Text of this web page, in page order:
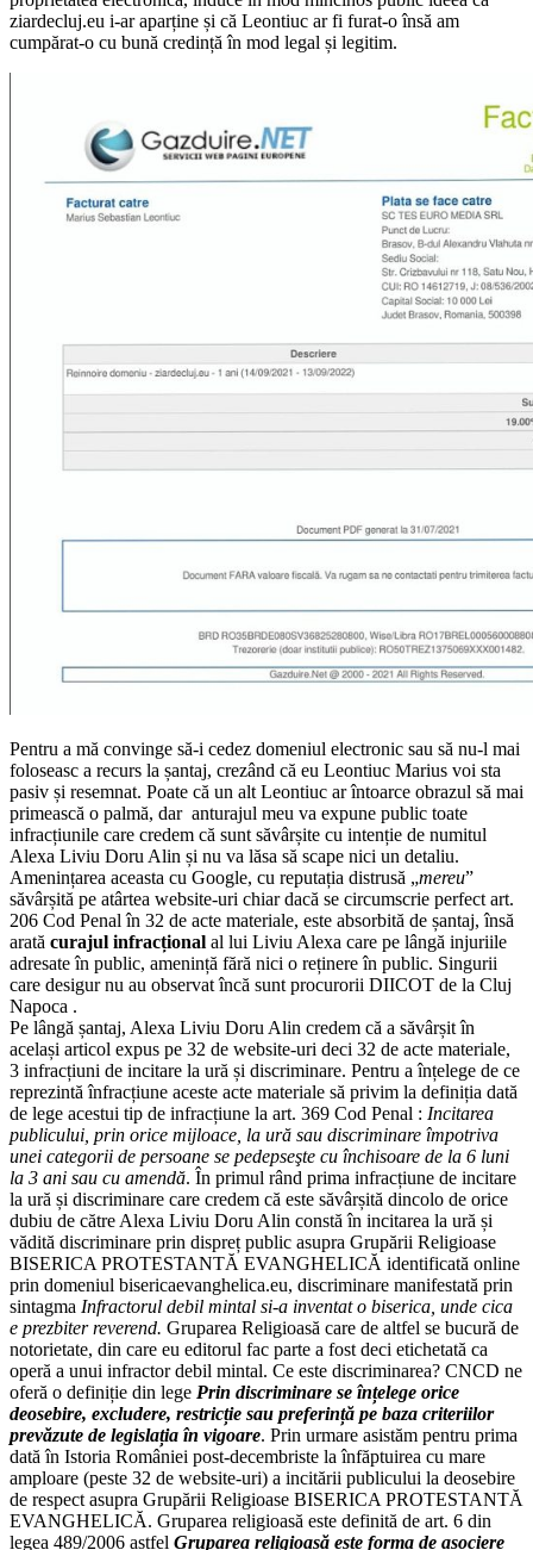
ziardecluj.eu i-ar aparține și că Leontiuc ar fi furat-o însă am
cumpărat-o cu bună credință în mod legal și legitim.
Pentru a mă convinge să-i cedez domeniul electronic sau să nu-l mai
foloseasc a recurs la șantaj, crezând că eu Leontiuc Marius voi sta
pasiv și resemnat. Poate că un alt Leontiuc ar întoarce obrazul să mai
primească o palmă, dar anturajul meu va expune public toate
infracțiunile care credem că sunt săvârșite cu intenție de numitul
Alexa Liviu Doru Alin și nu va lăsa să scape nici un detaliu.
Amenințarea aceasta cu Google, cu reputația distrusă „mereu”
săvârșită pe atârtea website-uri chiar dacă se circumscrie perfect art.
206 Cod Penal în 32 de acte materiale, este absorbită de șantaj, însă
arată curajul infracțional al lui Liviu Alexa care pe lângă injuriile
adresate în public, amenință fără nici o reținere în public. Singurii
care desigur nu au observat încă sunt procurorii DIICOT de la Cluj
Napoca .
Pe lângă șantaj, Alexa Liviu Doru Alin credem că a săvârșit în
același articol expus pe 32 de website-uri deci 32 de acte materiale,
3 infracțiuni de incitare la ură și discriminare. Pentru a înțelege de ce
reprezintă înfracțiune aceste acte materiale să privim la definiția dată
de lege acestui tip de infracțiune la art. 369 Cod Penal : Incitarea
publicului, prin orice mijloace, la ură sau discriminare împotriva
unei categorii de persoane se pedepseşte cu închisoare de la 6 luni
la 3 ani sau cu amendă. În primul rând prima infracțiune de incitare
la ură și discriminare care credem că este săvârșită dincolo de orice
dubiu de către Alexa Liviu Doru Alin constă în incitarea la ură și
vădită discriminare prin dispreț public asupra Grupării Religioase
BISERICA PROTESTANTĂ EVANGHELICĂ identificată online
prin domeniul bisericaevanghelica.eu, discriminare manifestată prin
sintagma Infractorul debil mintal si-a inventat o biserica, unde cica
e prezbiter reverend. Gruparea Religioasă care de altfel se bucură de
notorietate, din care eu editorul fac parte a fost deci etichetată ca
operă a unui infractor debil mintal. Ce este discriminarea? CNCD ne
oferă o definiție din lege Prin discriminare se înțelege orice
deosebire, excludere, restricție sau preferință pe baza criteriilor
prevăzute de legislația în vigoare. Prin urmare asistăm pentru prima
dată în Istoria României post-decembriste la înfăptuirea cu mare
amploare (peste 32 de website-uri) a incitării publicului la deosebire
de respect asupra Grupării Religioase BISERICA PROTESTANTĂ
EVANGHELICĂ. Gruparea religioasă este definită de art. 6 din
legea 489/2006 astfel Gruparea religioasă este forma de asociere